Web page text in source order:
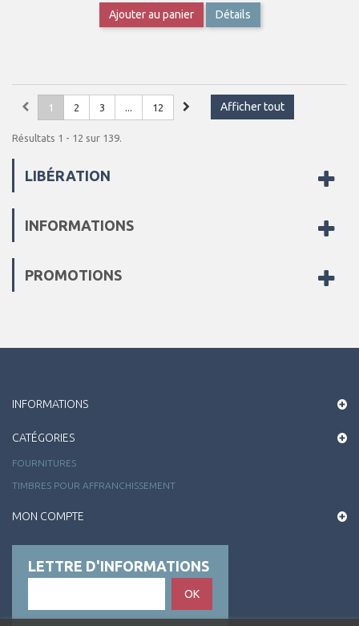
Ajouter au panier Détails
Afficher tout
1 2 3 ... 12
Résultats 1 - 12 sur 139.
LIBÉRATION
INFORMATIONS
PROMOTIONS
INFORMATIONS
CATÉGORIES
FOURNITURES
TIMBRES POUR AFFRANCHISSEMENT
MON COMPTE
LETTRE D'INFORMATIONS
OK